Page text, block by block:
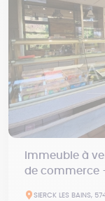
Immeuble à
de commerce
SIERCK LES BAINS,